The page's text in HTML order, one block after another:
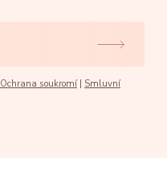
Ochrana soukromí
Smluvní